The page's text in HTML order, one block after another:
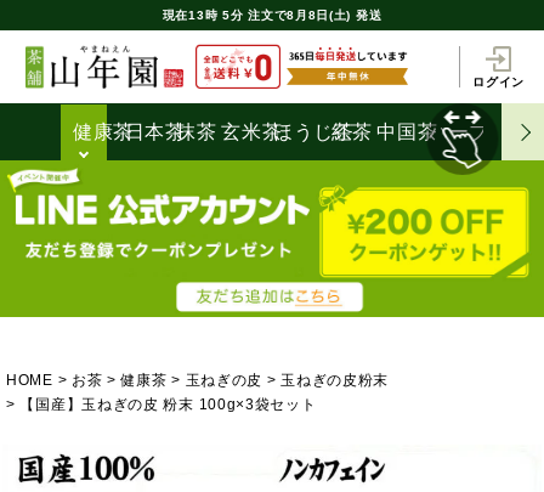
現在13時 5分 注文で8月8日(土) 発送
ログイン
健康茶日本茶抹茶 玄米茶ほうじ茶
紅茶 中国茶ハーブティ
HOME お茶 健康茶 玉ねぎの皮
玉ねぎの皮粉末
【国産】玉ねぎの皮 粉末 100g×3袋セット